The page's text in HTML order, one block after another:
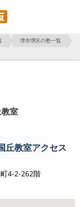
堺市堺区の塾一覧
室
教室アクセス
4-2-262階